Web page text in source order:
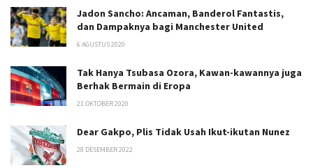
Jadon Sancho: Ancaman, Banderol Fantastis,
dan Dampaknya bagi Manchester United
6 AGUSTUS 2020
Tak Hanya Tsubasa Ozora, Kawan-kawannya juga
Berhak Bermain di Eropa
21 OKTOBER 2020
Dear Gakpo, Plis Tidak Usah Ikut-ikutan Nunez
28 DESEMBER 2022